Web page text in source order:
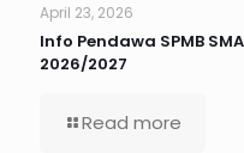
April 23, 2026
Info Pendawa SPMB
2026/2027
Read more